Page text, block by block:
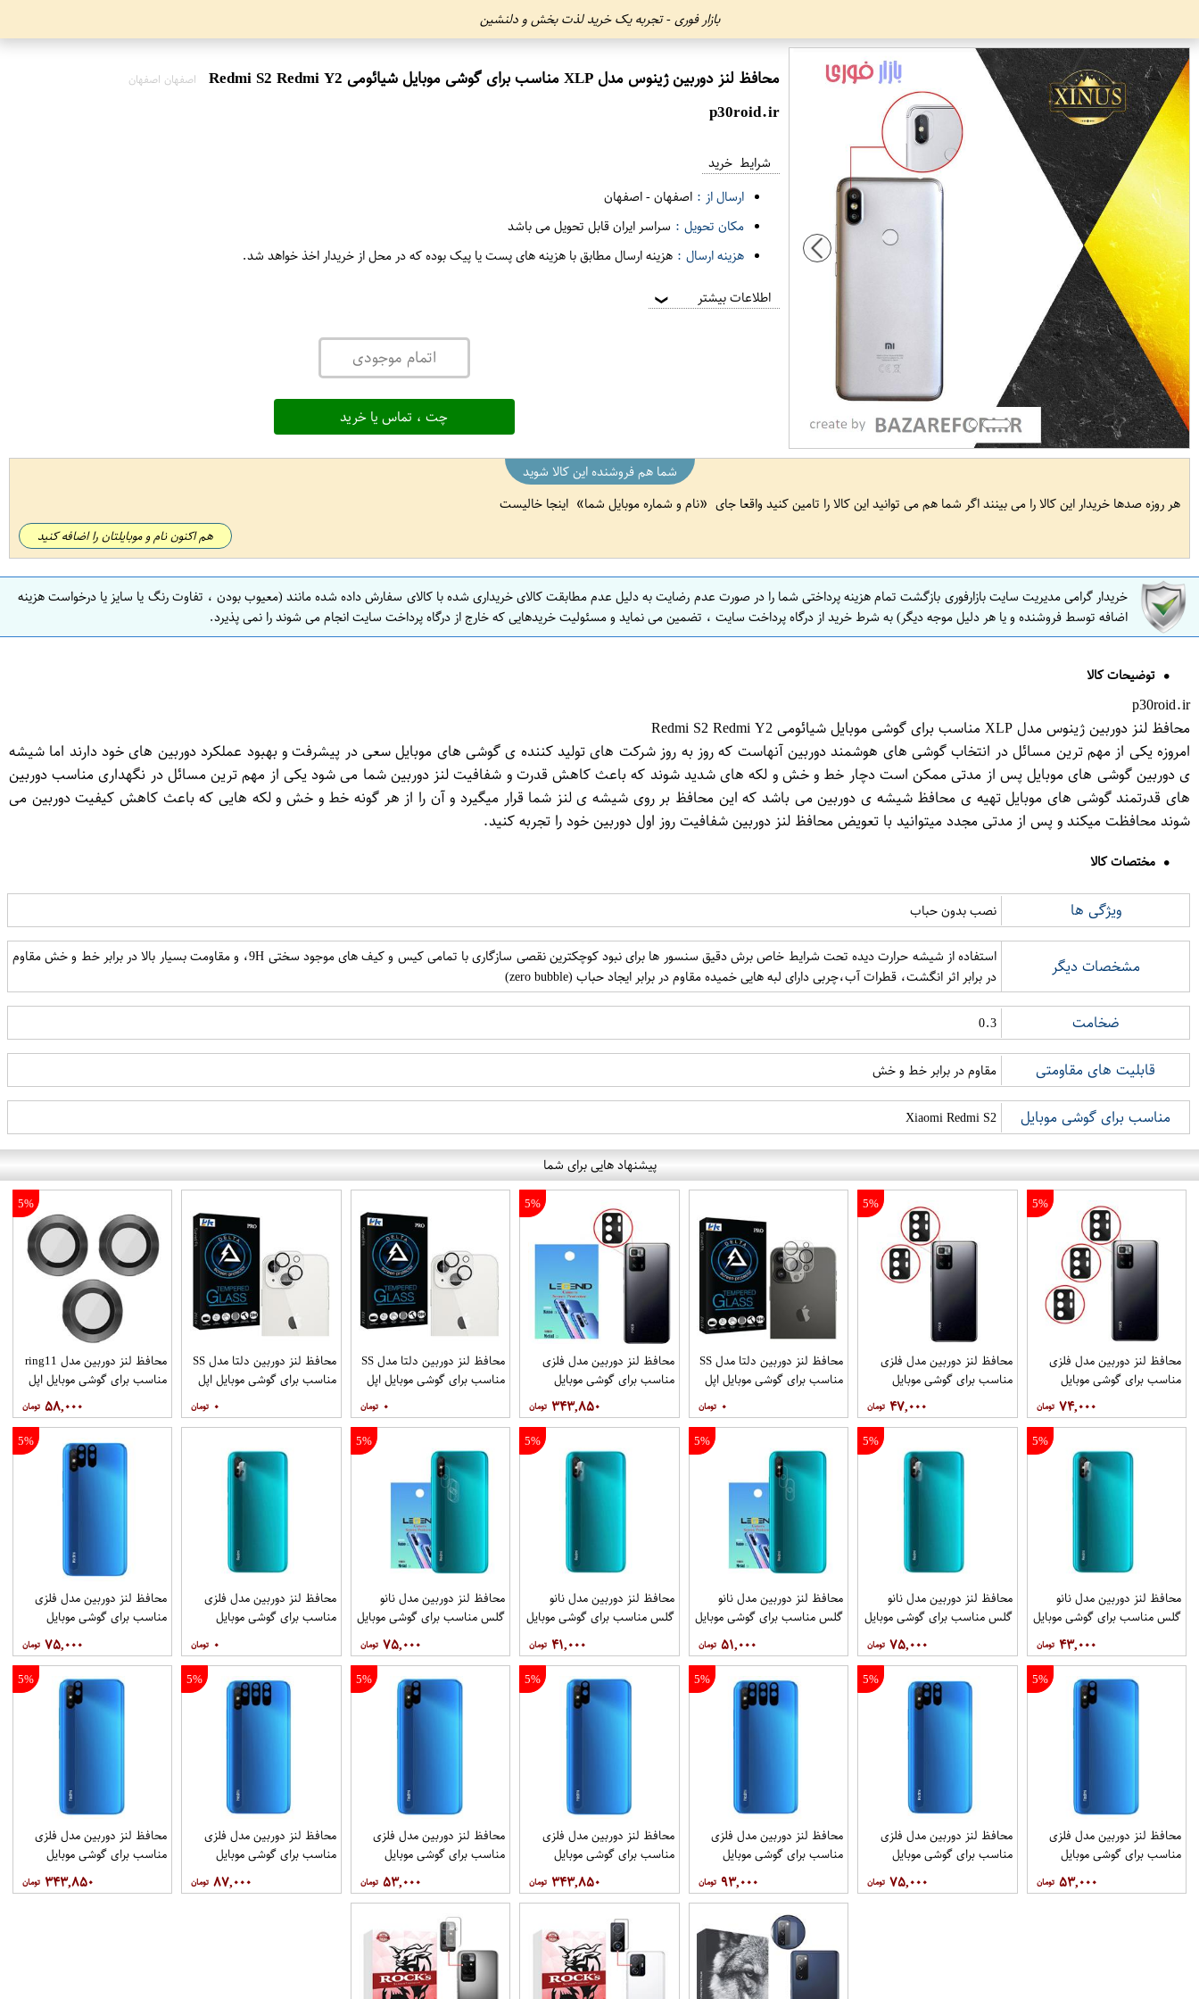
بازار فوری - تجربه یک خرید لذت بخش و دلنشین
محافظ لنز دوربین ژینوس مدل XLP مناسب برای گوشی موبایل شیائومی Redmi S2 Redmi Y2 اصفهان اصفهان
p30roid.ir
شرایط خرید
ارسال از : اصفهان-اصفهان
مکان تحویل : سراسر ایران قابل تحویل می باشد
هزینه ارسال : هزینه ارسال مطابق با هزینه های پست یا پیک بوده که در محل از خریدار اخذ خواهد شد.
اطلاعات بیشتر ❯
اتمام موجودی
چت ، تماس یا خرید
شما هم فروشنده این کالا شوید
هر روزه صدها خریدار این کالا را می بینند اگر شما هم می توانید این کالا را تامین کنید واقعا جای
نام و شماره موبایل شما اینجا خالیست
هم اکنون نام و موبایلتان را اضافه کنید
خریدار گرامی مدیریت سایت بازارفوری بازگشت تمام هزینه پرداختی شما را در صورت عدم رضایت به دلیل عدم مطابقت کالای خریداری شده با کالای سفارش داده شده مانند (معیوب بودن ، تفاوت رنگ یا سایز یا درخواست هزینه
اضافه توسط فروشنده و یا هر دلیل موجه دیگر) به شرط خرید از درگاه پرداخت سایت ، تضمین می نماید و مسئولیت خریدهایی که خارج از درگاه پرداخت سایت انجام می شوند را نمی پذیرد.
توضیحات کالا
p30roid.ir
محافظ لنز دوربین ژینوس مدل XLP مناسب برای گوشی موبایل شیائومی Redmi S2 Redmi Y2
امروزه یکی از مهم ترین مسائل در انتخاب گوشی های هوشمند دوربین آنهاست که روز به روز شرکت های تولید کننده ی گوشی های موبایل سعی در پیشرفت و بهبود عملکرد دوربین های خود دارند اما شیشه
ی دوربین گوشی های موبایل پس از مدتی ممکن است دچار خط و خش و لکه های شدید شوند که باعث کاهش قدرت و شفافیت لنز دوربین شما می شود یکی از مهم ترین مسائل در نگهداری مناسب دوربین
های قدرتمند گوشی های موبایل تهیه ی محافظ شیشه ی دوربین می باشد که این محافظ بر روی شیشه ی لنز شما قرار میگیرد و آن را از هر گونه خط و خش و لکه هایی که باعث کاهش کیفیت دوربین می
شوند محافظت میکند و پس از مدتی مجدد میتوانید با تعویض محافظ لنز دوربین شفافیت روز اول دوربین خود را تجربه کنید.
مختصات کالا
ویژگی ها نصب بدون حباب
مشخصات دیگر
استفاده از شیشه حرارت دیده تحت شرایط خاص برش دقیق سنسور ها برای نبود کوچکترین نقصی سازگاری با تمامی کیس و کیف های موجود سختی 9H، و مقاومت بسیار بالا در برابر خط و خش مقاوم
در برابر اثر انگشت، قطرات آب،چربی دارای لبه هایی خمیده مقاوم در برابر ایجاد حباب (zero bubble)
ضخامت 0.3
قابلیت های مقاومتی مقاوم در برابر خط و خش
مناسب برای گوشی موبایل Xiaomi Redmi S2
پیشنهاد هایی برای شما
5%
محافظ لنز دوربین مدل فلزی
مناسب برای گوشی موبایل
شیائومی Poco X3 GT بسته 3
عددی
۷۴,۰۰۰
5%
محافظ لنز دوربین مدل فلزی
مناسب برای گوشی موبایل
شیائومی Poco X3 GT بسته 2
عددی
۴۷,۰۰۰
محافظ لنز دوربین دلتا مدل SS
مناسب برای گوشی موبایل اپل
۰
5%
محافظ لنز دوربین مدل فلزی
مناسب برای گوشی موبایل
شیائومی Poco X3 GT بسته 40
عددی
۳۴۳,۸۵۰
محافظ لنز دوربین دلتا مدل SS
مناسب برای گوشی موبایل اپل
۰
محافظ لنز دوربین دلتا مدل SS
مناسب برای گوشی موبایل اپل
۰
5%
محافظ لنز دوربین مدل ring11
مناسب برای گوشی موبایل اپل
Iphone 11 Pro 11 Pro max
۵۸,۰۰۰
5%
محافظ لنز دوربین مدل نانو
گلس مناسب برای گوشی موبایل
۴۳,۰۰۰
5%
محافظ لنز دوربین مدل نانو
گلس مناسب برای گوشی موبایل
شیائومی Redmi 9i بسته 40
عددی
۷۵,۰۰۰
5%
محافظ لنز دوربین مدل نانو
گلس مناسب برای گوشی موبایل
شیائومی Redmi 9i Sport بسته
3 عددی
۵۱,۰۰۰
5%
محافظ لنز دوربین مدل نانو
گلس مناسب برای گوشی موبایل
۴۱,۰۰۰
5%
محافظ لنز دوربین مدل نانو
گلس مناسب برای گوشی موبایل
شیائومی Redmi 9i Sport بسته
5 عددی
۷۵,۰۰۰
محافظ لنز دوربین مدل فلزی
مناسب برای گوشی موبایل
40 عددی
۰
5%
محافظ لنز دوربین مدل فلزی
مناسب برای گوشی موبایل
شیائومی Redmi 9i بسته 2
عددی
۷۵,۰۰۰
5%
محافظ لنز دوربین مدل فلزی
مناسب برای گوشی موبایل
۵۳,۰۰۰
5%
محافظ لنز دوربین مدل فلزی
مناسب برای گوشی موبایل
شیائومی Redmi 9i Sport بسته
2 عددی
۷۵,۰۰۰
5%
محافظ لنز دوربین مدل فلزی
مناسب برای گوشی موبایل
شیائومی Redmi 9i بسته 3
عددی
۹۳,۰۰۰
5%
محافظ لنز دوربین مدل فلزی
مناسب برای گوشی موبایل
شیائومی Redmi 9i بسته 40
عددی
۳۴۳,۸۵۰
5%
محافظ لنز دوربین مدل فلزی
مناسب برای گوشی موبایل
۵۳,۰۰۰
5%
محافظ لنز دوربین مدل فلزی
مناسب برای گوشی موبایل
شیائومی Redmi 9i Sport بسته
3 عددی
۸۷,۰۰۰
5%
محافظ لنز دوربین مدل فلزی
مناسب برای گوشی موبایل
شیائومی Redmi 9i Sport بسته
40 عددی
۳۴۳,۸۵۰